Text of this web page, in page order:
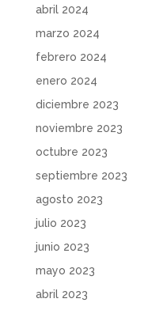
abril 2024
marzo 2024
febrero 2024
enero 2024
diciembre 2023
noviembre 2023
octubre 2023
septiembre 2023
agosto 2023
julio 2023
junio 2023
mayo 2023
abril 2023